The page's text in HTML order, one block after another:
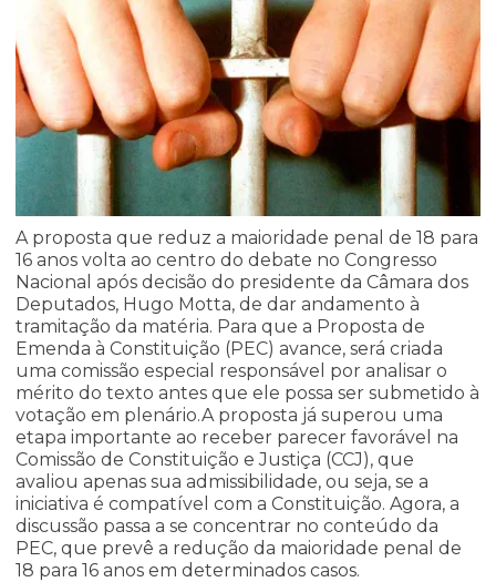
A proposta que reduz a maioridade penal de 18 para
16 anos volta ao centro do debate no Congresso
Nacional após decisão do presidente da Câmara dos
Deputados, Hugo Motta, de dar andamento à
tramitação da matéria. Para que a Proposta de
Emenda à Constituição (PEC) avance, será criada
uma comissão especial responsável por analisar o
mérito do texto antes que ele possa ser submetido à
votação em plenário.A proposta já superou uma
etapa importante ao receber parecer favorável na
Comissão de Constituição e Justiça (CCJ), que
avaliou apenas sua admissibilidade, ou seja, se a
iniciativa é compatível com a Constituição. Agora, a
discussão passa a se concentrar no conteúdo da
PEC, que prevê a redução da maioridade penal de
18 para 16 anos em determinados casos.